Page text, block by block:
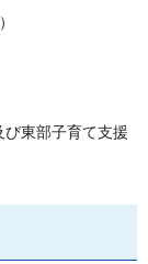
東部子育て支援